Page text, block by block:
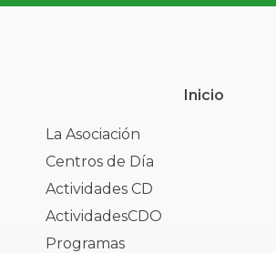
Inicio
La Asociación
Centros de Día
Actividades CD
ActividadesCDO
Programas